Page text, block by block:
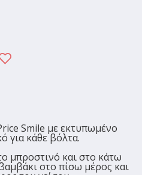
Smile με εκτυπωμένο
για κάθε βόλτα.
μπροστινό και στο κάτω
στο πίσω μέρος και